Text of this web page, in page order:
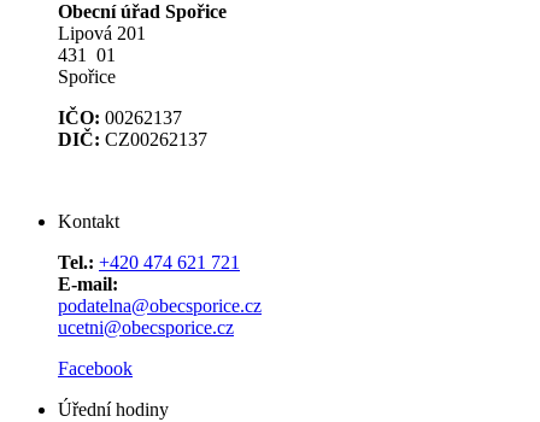
Obecní úřad Spořice
Lipová 201
431 01
Spořice
IČO: 00262137
DIČ: CZ00262137
Kontakt
Tel.: +420 474 621 721
E-mail:
podatelna@obecsporice.cz
ucetni@obecsporice.cz
Facebook
Úřední hodiny